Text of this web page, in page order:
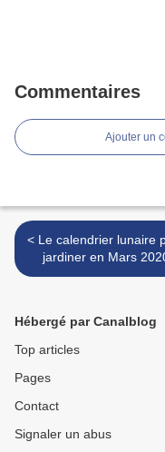
Commentaires
Ajouter un
< Le calendrier lunaire pour
jardiner en Mars
Hébergé par Canalblog
Top articles
Pages
Contact
Signaler un abus